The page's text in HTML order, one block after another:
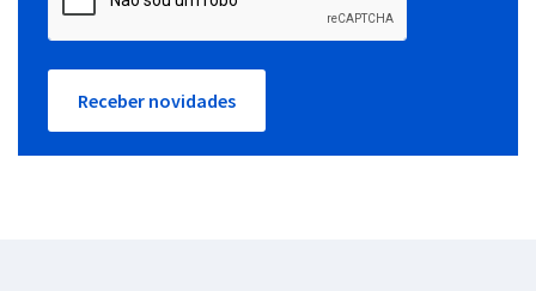
Receber novidades